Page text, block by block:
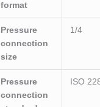
format
Pressure
connection
size
1/4
Pressure
connection
ISO